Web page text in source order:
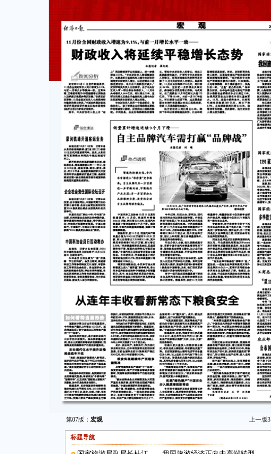
第07版： 宏观 上一版3
标题导航